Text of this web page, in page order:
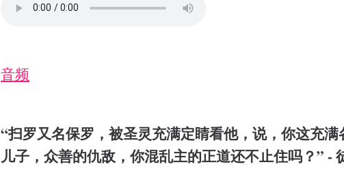
音频
“扫罗又名保罗，被圣灵充满定睛看他，说，你这充
儿子，众善的仇敌，你混乱主的正道还不止住吗？” -